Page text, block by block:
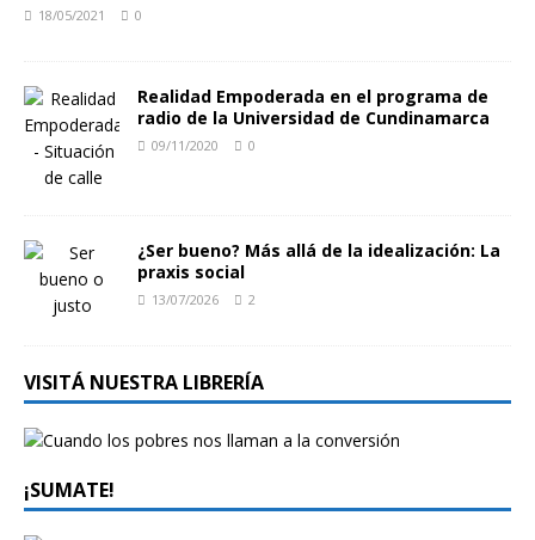
18/05/2021 0
Realidad Empoderada en el programa de
radio de la Universidad de Cundinamarca
09/11/2020 0
¿Ser bueno? Más allá de la idealización: La
praxis social
13/07/2026 2
VISITÁ NUESTRA LIBRERÍA
¡SUMATE!